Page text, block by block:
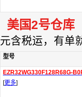
美国2号仓库
元含税运，有单
型号
EZR32WG330F128R68G-
[更多]